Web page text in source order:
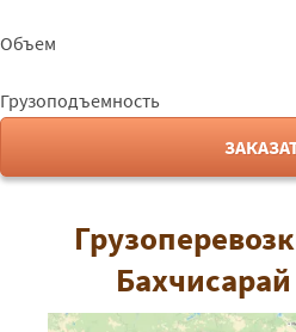
Объем
Грузоподъемность